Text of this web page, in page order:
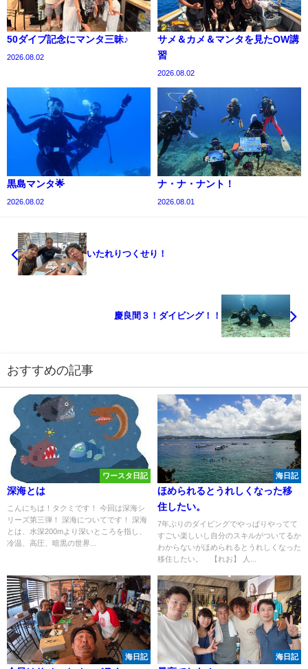
50ダイブ記念にマンタ三昧♪
2026.08.02
サメ＆カメ＆マンタを見たOW講
習
2026.08.02
黒島マンタ🌟
2026.08.02
ナ・ナ・ナント！
2026.08.01
いたれりつくせり！
慶良間３！ダイビング！！
おすすめの記事
ワースタ日記
深海とは
こんにちは！タクミです！ 今回は深海シ
リーズ第三弾！ 深海についてです！ 深海
とは、水深200mより深いところを指し、
冷温、高圧、暗黒の世界...
海日記
ほめられるとうれしくなった移
住したい。
7年ぶりのダイビングでやっぱりやってて
すごい楽しいし自分のスキルがついてるか
わからないがほめられるとうれしくなった
移住したい。 【れお】 人...
海日記 海日記